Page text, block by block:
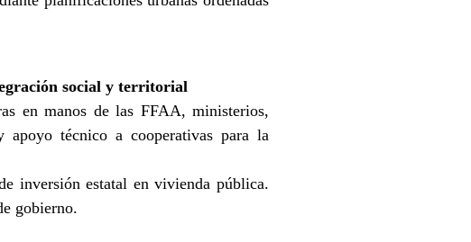
social y territorial
en manos de las FFAA, ministerios,
apoyo técnico a cooperativas para la
inversión estatal en vivienda pública.
gobierno.